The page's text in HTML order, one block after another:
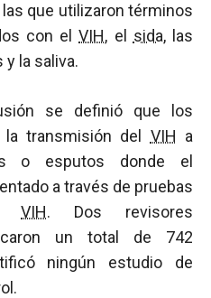
que utilizaron términos
con elVIH, el sida, las
la saliva.
se definió que los
transmisión del VIH a
o esputos donde el
a través de pruebas
VIH. Dos revisores
un total de 742
ningún estudio de